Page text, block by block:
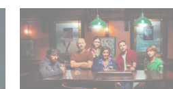
When Broken Hearts Want
Revenge: Welcome to The
Revenge Club